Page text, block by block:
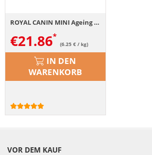
ROYAL CANIN MINI Ageing 12+ Trockenfutter für ausgewachsene Hunde, kleine Rassen 3,5 kg
€21.86 (6.25 € / kg)
IN DEN
WARENKORB
VOR DEM KAUF